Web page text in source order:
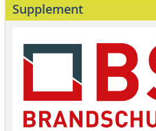
Supplement